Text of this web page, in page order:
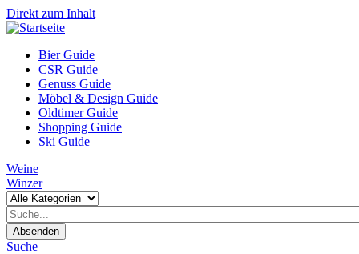
Direkt zum Inhalt
Bier Guide
CSR Guide
Genuss Guide
Möbel & Design Guide
Oldtimer Guide
Shopping Guide
Ski Guide
Weine
Winzer
Absenden
Suche